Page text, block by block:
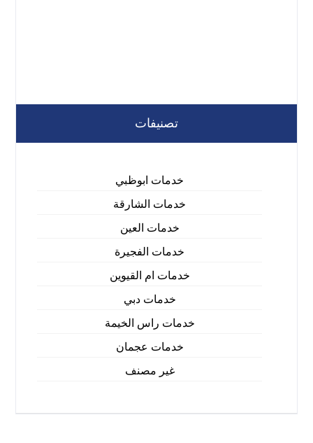
تصنيفات
خدمات ابوظبي
خدمات الشارقة
خدمات العين
خدمات الفجيرة
خدمات ام القيوين
خدمات دبي
خدمات راس الخيمة
خدمات عجمان
غير مصنف